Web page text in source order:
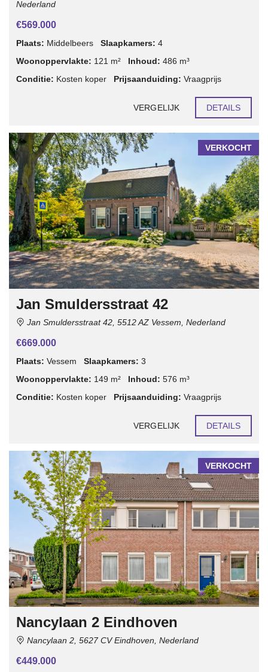
Nederland
€569.000
Plaats: Middelbeers Slaapkamers: 4
Woonoppervlakte: 121 m² Inhoud: 486 m³
Conditie: Kosten koper Prijsaanduiding: Vraagprijs
VERGELIJK DETAILS
VERKOCHT
Jan Smuldersstraat 42
Jan Smuldersstraat 42, 5512 AZ Vessem, Nederland
€669.000
Plaats: Vessem Slaapkamers: 3
Woonoppervlakte: 149 m² Inhoud: 576 m³
Conditie: Kosten koper Prijsaanduiding: Vraagprijs
VERGELIJK DETAILS
VERKOCHT
Nancylaan 2 Eindhoven
Nancylaan 2, 5627 CV Eindhoven, Nederland
€449.000